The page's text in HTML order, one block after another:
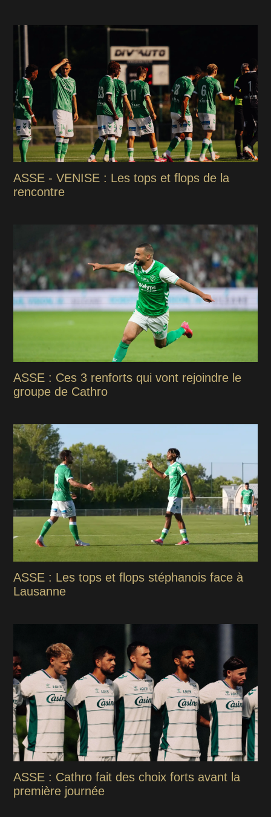
ASSE - VENISE : Les tops et flops de la
rencontre
ASSE : Ces 3 renforts qui vont rejoindre le
groupe de Cathro
ASSE : Les tops et flops stéphanois face à
Lausanne
ASSE : Cathro fait des choix forts avant la
première journée